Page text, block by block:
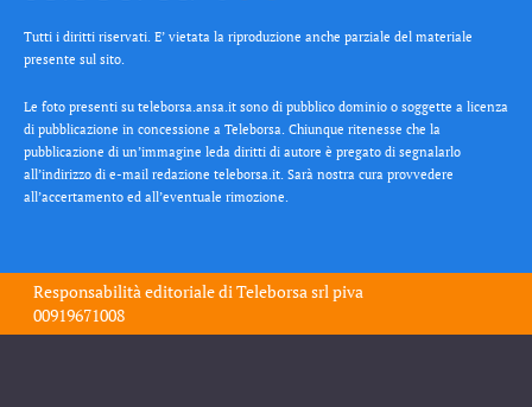
Tutti i diritti riservati. E’ vietata la riproduzione anche parziale del materiale
presente sul sito.
Le foto presenti su teleborsa.ansa.it sono di pubblico dominio o soggette a licenza
di pubblicazione in concessione a Teleborsa. Chiunque ritenesse che la
pubblicazione di un’immagine leda diritti di autore è pregato di segnalarlo
all’indirizzo di e-mail redazione teleborsa.it. Sarà nostra cura provvedere
all’accertamento ed all’eventuale rimozione.
Responsabilità editoriale diTeleborsa srlpiva
00919671008